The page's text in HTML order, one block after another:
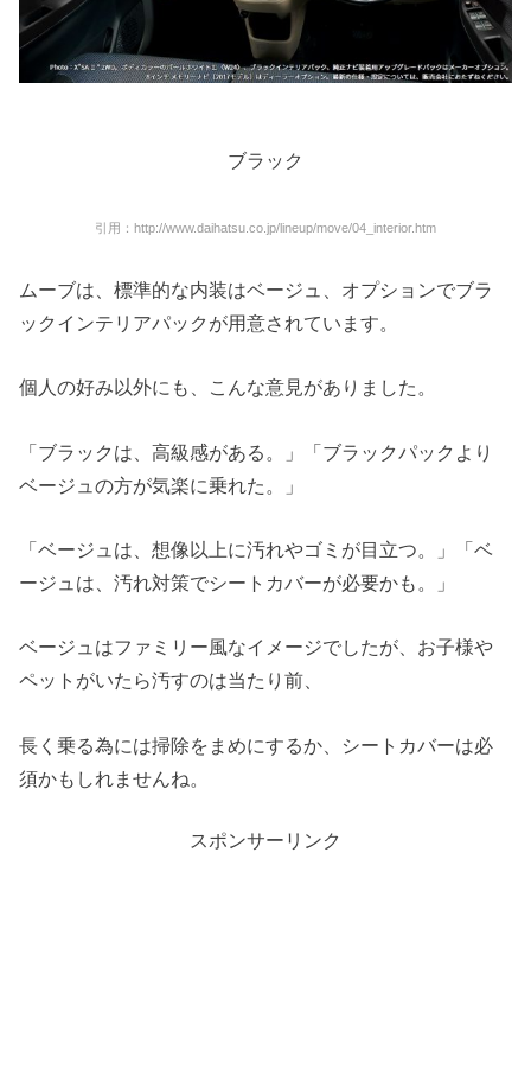
ブラック
引用：http://www.daihatsu.co.jp/lineup/move/04_interior.htm
ムーブは、標準的な内装はベージュ、オプションでブラ
ックインテリアパックが用意されています。
個人の好み以外にも、こんな意見がありました。
「ブラックは、高級感がある。」「ブラックパックより
ベージュの方が気楽に乗れた。」
「ベージュは、想像以上に汚れやゴミが目立つ。」「ベ
ージュは、汚れ対策でシートカバーが必要かも。」
ベージュはファミリー風なイメージでしたが、お子様や
ペットがいたら汚すのは当たり前、
長く乗る為には掃除をまめにするか、シートカバーは必
須かもしれませんね。
スポンサーリンク